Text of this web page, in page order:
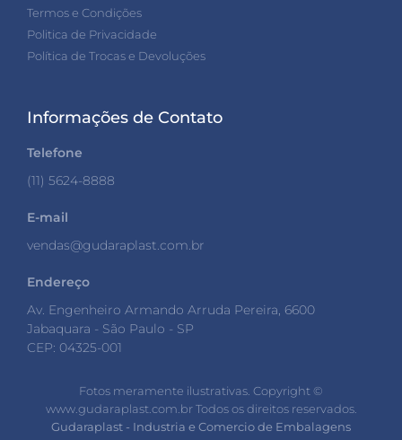
Termos e Condições
Politica de Privacidade
Política de Trocas e Devoluções
Informações de Contato
Telefone
(11) 5624-8888
E-mail
vendas@gudaraplast.com.br
Endereço
Av. Engenheiro Armando Arruda Pereira, 6600
Jabaquara - São Paulo - SP
CEP: 04325-001
Fotos meramente ilustrativas. Copyright ©️
www.gudaraplast.com.br Todos os direitos reservados.
Gudaraplast - Industria e Comercio de Embalagens